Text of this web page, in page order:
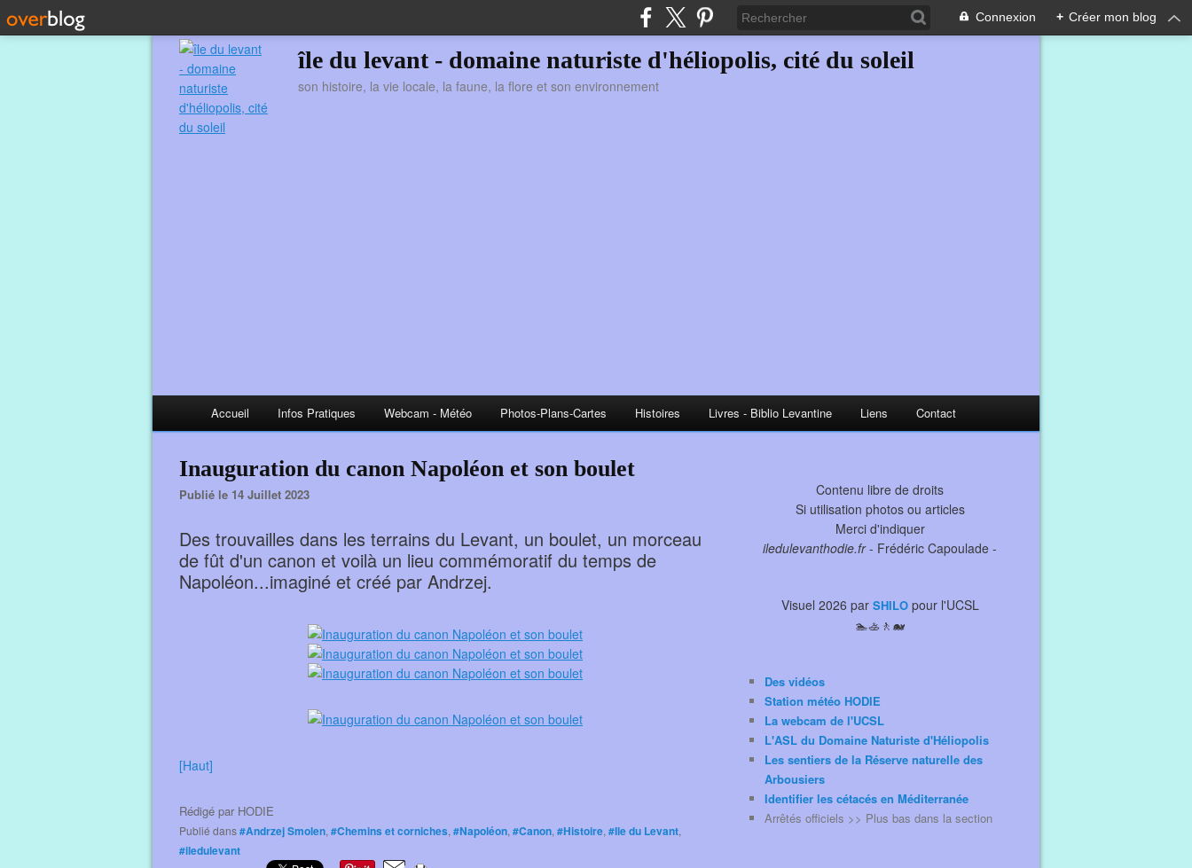
Connexion + Créer mon blog
île du levant - domaine naturiste d'héliopolis, cité du soleil
son histoire, la vie locale, la faune, la flore et son environnement
Accueil Infos Pratiques Webcam - Météo Photos-Plans-Cartes Histoires Livres - Biblio Levantine Liens Contact
Inauguration du canon Napoléon et son boulet
Publié le 14 Juillet 2023
Des trouvailles dans les terrains du Levant, un boulet, un morceau
de fût d'un canon et voilà un lieu commémoratif du temps de
Napoléon...imaginé et créé par Andrzej.
[Haut]
Rédigé par HODIE
Publié dans#Andrzej Smolen, #Chemins et corniches, #Napoléon, #Canon, #Histoire, #Ile du Levant,
#iledulevant
Contenu libre de droits
Si utilisation photos ou articles
Merci d'indiquer
iledulevanthodie.fr- Frédéric Capoulade -
Visuel 2026 par SHILOpour l'UCSL
🏊🚣🚶🐋
Des vidéos
Station météo HODIE
La webcam de l'UCSL
L'ASL du Domaine Naturiste d'Héliopolis
Les sentiers de la Réserve naturelle des
Arbousiers
Identifier les cétacés en Méditerranée
Arrêtés officiels >> Plus bas dans la section